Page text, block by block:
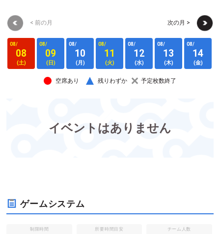
< 前の月 次の月 >
08/
08
(土)
08/
09
(日)
08/
10
(月)
08/
11
(火)
08/
12
(水)
08/
13
(木)
08/
14
(金)
空席あり 残りわずか 予定枚数終了
イベントはありません
ゲームシステム
制限時間 所要時間目安 チーム人数